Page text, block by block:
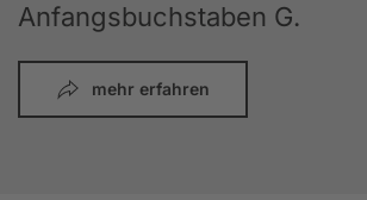
Anfangsbuchstaben G.
mehr erfahren